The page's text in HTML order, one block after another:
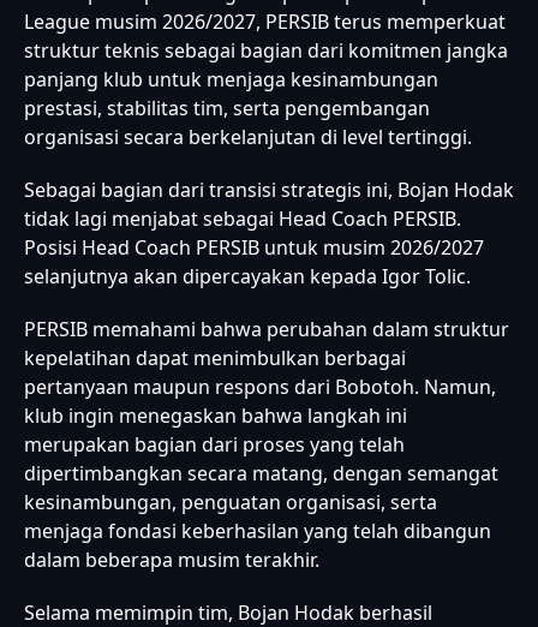
League musim 2026/2027, PERSIB terus memperkuat
struktur teknis sebagai bagian dari komitmen jangka
panjang klub untuk menjaga kesinambungan
prestasi, stabilitas tim, serta pengembangan
organisasi secara berkelanjutan di level tertinggi.
Sebagai bagian dari transisi strategis ini, Bojan Hodak
tidak lagi menjabat sebagai Head Coach PERSIB.
Posisi Head Coach PERSIB untuk musim 2026/2027
selanjutnya akan dipercayakan kepada Igor Tolic.
PERSIB memahami bahwa perubahan dalam struktur
kepelatihan dapat menimbulkan berbagai
pertanyaan maupun respons dari Bobotoh. Namun,
klub ingin menegaskan bahwa langkah ini
merupakan bagian dari proses yang telah
dipertimbangkan secara matang, dengan semangat
kesinambungan, penguatan organisasi, serta
menjaga fondasi keberhasilan yang telah dibangun
dalam beberapa musim terakhir.
Selama memimpin tim, Bojan Hodak berhasil